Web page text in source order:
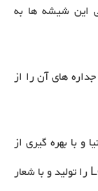
این شیشه ها به
های آن را از
و با بهره گیری از
دستگاه­های نوین، بهترین نوع شیشه های Low-E را تولید و با شعار